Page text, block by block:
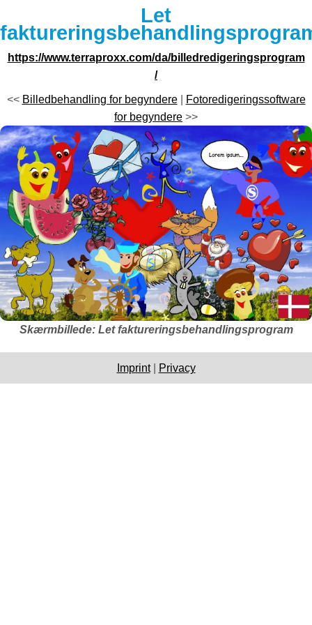
Let
https://www.terraproxx.com/da/billedredigeringsprogram
/
<< Billedbehandling for begyndere|
Fotoredigeringssoftware
for begyndere >>
Skærmbillede: Let faktureringsbehandlingsprogram
Imprint| Privacy